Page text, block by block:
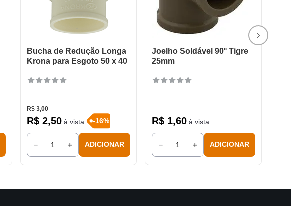
Bucha de Redução Longa
Krona para Esgoto 50 x 40
R$ 3,00
R$ 2,50 à vista -16%
＋
－ ADICIONAR
Joelho Soldável 90° Tigre
25mm
R$ 1,60 à vista
＋
－ ADICIONAR